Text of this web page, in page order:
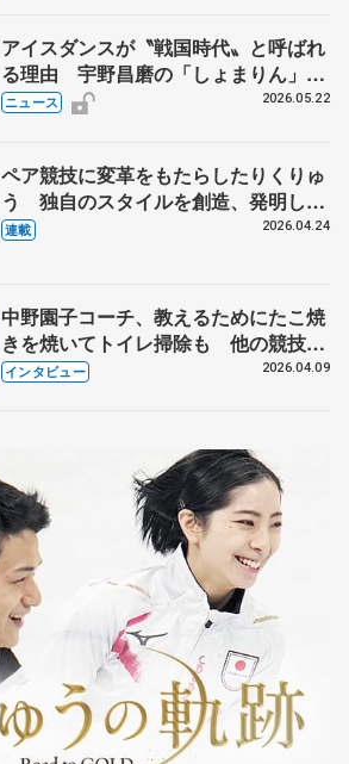
アイスダンスが〝戦国時代〟と呼ばれ
る理由 宇野昌磨の「しょまりん」ら
実力者が相次いで参戦 国内の競争激
ニュース 2026.05.22
ペア競技に変革をもたらしたりくりゅ
う 独自のスタイルを創造、発明した
【引退発表後②】
連載 2026.04.24
中野園子コーチ、教えるためにたこ焼
きを焼いてトイレ掃除も 他の競技に
も通用するという坂本花織の筋肉
インタビュー 2026.04.09